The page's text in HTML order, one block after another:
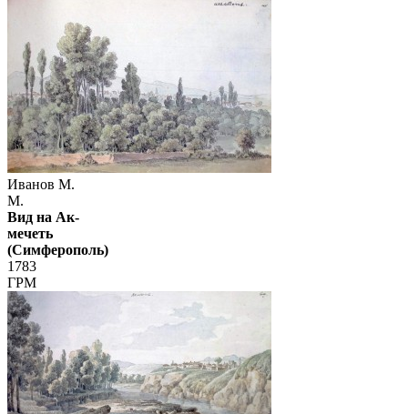
Иванов М.
М.
Вид на Ак-
мечеть
(Симферополь)
1783
ГРМ